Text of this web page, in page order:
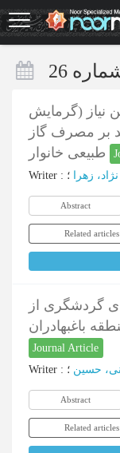
Skip
to
main
نیاز (گرمایش
بر مصرف گاز
Writer : زهرا ؛
Abstract
Related articles
گردشگری از
باغبهادران
Journal Article
Writer : حسین ؛
Abstract
Related articles